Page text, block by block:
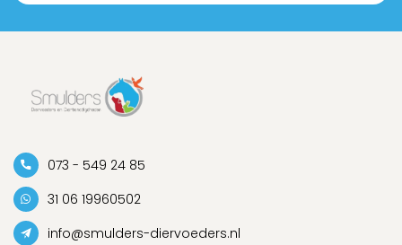
073 - 549 24 85
31 06 19960502
info@smulders-diervoeders.nl